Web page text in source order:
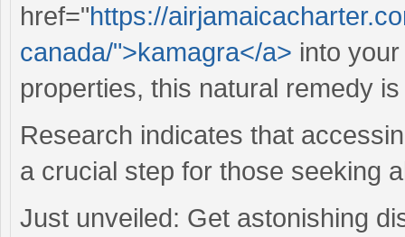
href="https://
canada/">kamagra</a> into
properties, this natural remedy
Research indicates that
a crucial step for those seeking
Just unveiled: Get astonishing